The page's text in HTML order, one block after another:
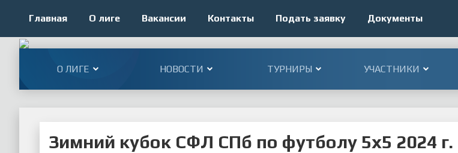
Главная О лиге Вакансии Контакты Подать заявку Документы
О ЛИГЕ НОВОСТИ ТУРНИРЫ УЧАСТНИКИ
Зимний кубок СФЛ СПб по футболу 5x5 2024 г.